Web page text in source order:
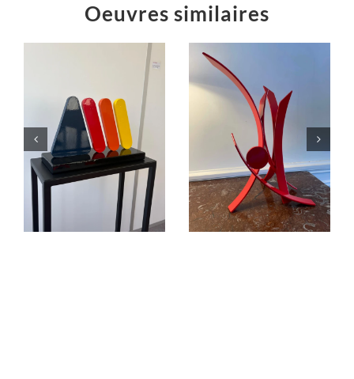
Oeuvres similaires
Éruption
jaillissement
rouge
Sculptures